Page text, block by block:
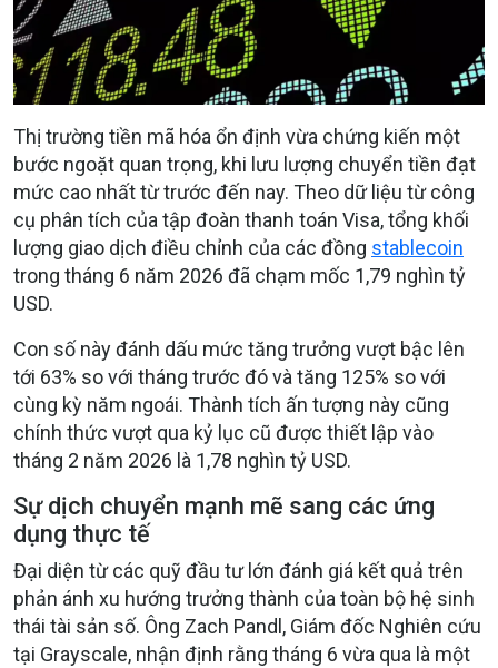
Thị trường tiền mã hóa ổn định vừa chứng kiến một
bước ngoặt quan trọng, khi lưu lượng chuyển tiền đạt
mức cao nhất từ trước đến nay. Theo dữ liệu từ công
cụ phân tích của tập đoàn thanh toán Visa, tổng khối
lượng giao dịch điều chỉnh của các đồng stablecoin
trong tháng 6 năm 2026 đã chạm mốc 1,79 nghìn tỷ
USD.
Con số này đánh dấu mức tăng trưởng vượt bậc lên
tới 63% so với tháng trước đó và tăng 125% so với
cùng kỳ năm ngoái. Thành tích ấn tượng này cũng
chính thức vượt qua kỷ lục cũ được thiết lập vào
tháng 2 năm 2026 là 1,78 nghìn tỷ USD.
Sự dịch chuyển mạnh mẽ sang các ứng
dụng thực tế
Đại diện từ các quỹ đầu tư lớn đánh giá kết quả trên
phản ánh xu hướng trưởng thành của toàn bộ hệ sinh
thái tài sản số. Ông Zach Pandl, Giám đốc Nghiên cứu
tại Grayscale, nhận định rằng tháng 6 vừa qua là một